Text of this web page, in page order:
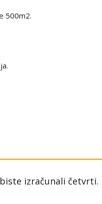
500m2.
izračunali